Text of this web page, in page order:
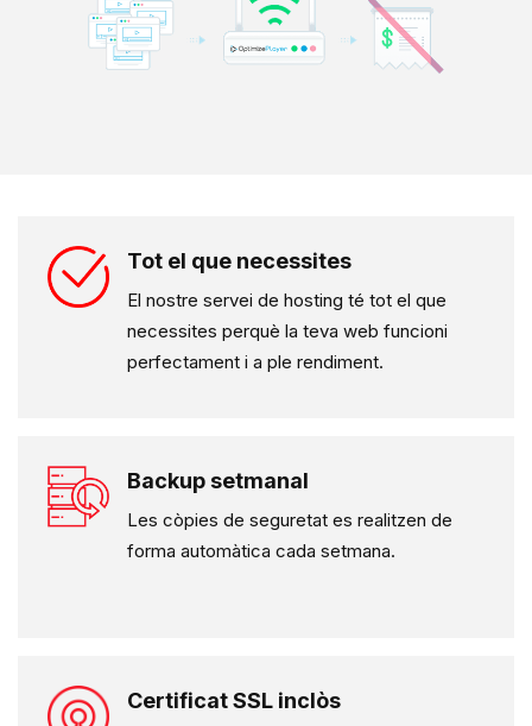
Tot el que necessites
El nostre servei de hosting té tot el que
necessites perquè la teva web funcioni
perfectament i a ple rendiment.
Backup setmanal
Les còpies de seguretat es realitzen de
forma automàtica cada setmana.
Certificat SSL inclòs